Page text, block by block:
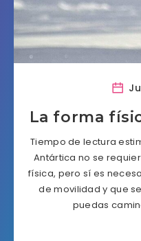
La forma
Tiempo de lectura
Antártica no se
física, pero sí es
de movilidad y que
puedas